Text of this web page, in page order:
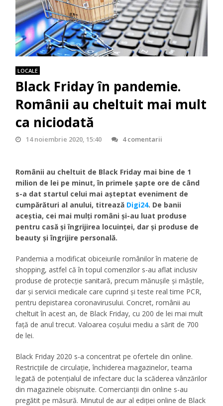
LOCALE
Black Friday în pandemie.
Românii au cheltuit mai mult
ca niciodată
14 noiembrie 2020, 15:40 4 comentarii
Românii au cheltuit de Black Friday mai bine de 1
milion de lei pe minut, în primele șapte ore de când
s-a dat startul celui mai așteptat eveniment de
cumpărături al anului, titrează Digi24. De banii
aceștia, cei mai mulți români și-au luat produse
pentru casă și îngrijirea locuinței, dar și produse de
beauty și îngrijire personală.
Pandemia a modificat obiceiurile românilor în materie de
shopping, astfel că în topul comenzilor s-au aflat inclusiv
produse de protecție sanitară, precum mănușile și măștile,
dar și servicii medicale care cuprind și teste real time PCR,
pentru depistarea coronavirusului. Concret, românii au
cheltuit în acest an, de Black Friday, cu 200 de lei mai mult
față de anul trecut. Valoarea coșului mediu a sărit de 700
de lei.
Black Friday 2020 s-a concentrat pe ofertele din online.
Restricțiile de circulație, închiderea magazinelor, teama
legată de potențialul de infectare duc la scăderea vânzărilor
din magazinele obișnuite. Comercianții din online s-au
pregătit pe măsură. Minutul de aur al ediției online de Black